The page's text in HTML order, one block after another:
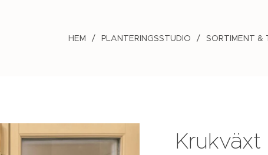
HEM PLANTERINGSSTUDIO SORTIMENT &